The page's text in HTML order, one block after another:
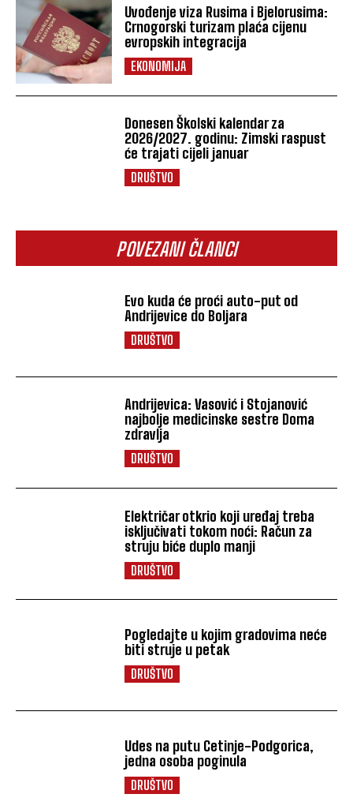
Uvođenje viza Rusima i Bjelorusima:
Crnogorski turizam plaća cijenu
evropskih integracija
EKONOMIJA
Donesen Školski kalendar za
2026/2027. godinu: Zimski raspust
će trajati cijeli januar
DRUŠTVO
POVEZANI ČLANCI
Evo kuda će proći auto-put od
Andrijevice do Boljara
DRUŠTVO
Andrijevica: Vasović i Stojanović
najbolje medicinske sestre Doma
zdravlja
DRUŠTVO
Električar otkrio koji uređaj treba
isključivati tokom noći: Račun za
struju biće duplo manji
DRUŠTVO
Pogledajte u kojim gradovima neće
biti struje u petak
DRUŠTVO
Udes na putu Cetinje-Podgorica,
jedna osoba poginula
DRUŠTVO